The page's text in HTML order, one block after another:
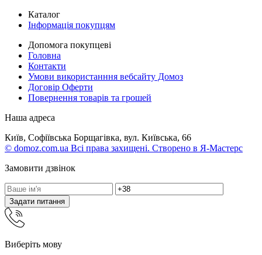
Каталог
Інформація покупцям
Допомога покупцеві
Головна
Контакти
Умови використанння вебсайту Домоз
Договір Оферти
Повернення товарів та грошей
Наша адреса
Київ, Софіївська Борщагівка, вул. Київська, 66
© domoz.com.ua Всі права захищені. Створено в Я-Мастерс
Замовити дзвінок
Задати питання
Виберіть мову